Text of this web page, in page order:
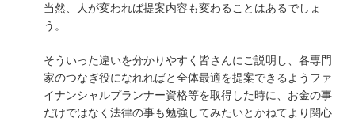
当然、人が変われば提案内容も変わることはあるでしょ
う。
そういった違いを分かりやすく皆さんにご説明し、各専門
家のつなぎ役になれればと全体最適を提案できるようファ
イナンシャルプランナー資格等を取得した時に、お金の事
だけではなく法律の事も勉強してみたいとかねてより関心